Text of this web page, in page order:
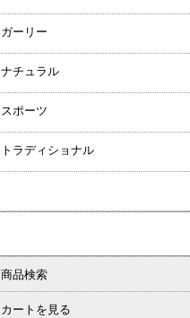
ガーリー
ナチュラル
スポーツ
トラディショナル
商品検索
カートを見る